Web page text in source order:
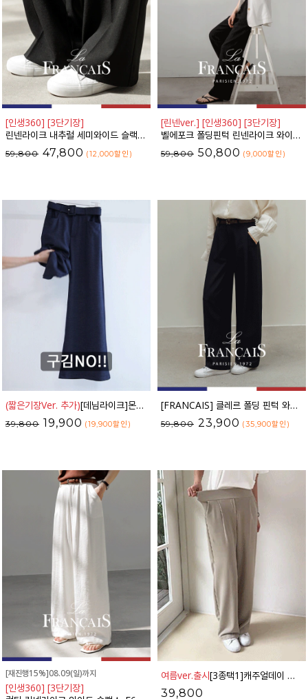
[인생360] [3단기장]
린넨라이크 내추럴 세미와이드 슬랙스_F6S164SL
59,800 47,800 (12,000할인 )
[린넨ver.] [인생360] [3단기장]
벨에포크 폴딩핀턱 린넨라이크 와이드 슬랙스_F6H470SL
59,800 50,800 (9,000할인 )
(짧은기장Ver. 추가)[데님라이크]몬텐 벨트 세트 와이드 슬랙스_52PT248
39,800 19,900 (19,900할인 )
[FRANCAIS] 클레르 폴딩 핀턱 와이드 슬랙스_F6S221SL
59,800 23,900 (35,900할인 )
[재진행15%]08.09(일)까지
[인생360] [3단기장]
여름ver.출시[3종택1]캐주얼데이 다이어트밴딩 슬랙스_41SL1766
39,800